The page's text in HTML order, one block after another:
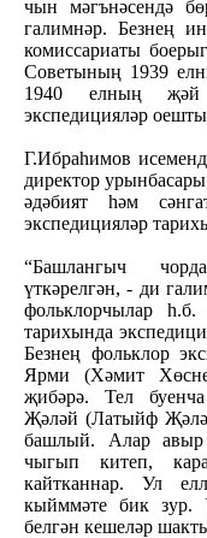
чын мәгънәсендә
галимнәр. Безнең
комиссариаты
Советының 1939
1940 елның җәй
экспедицияләр
Г.Ибраһимов
директор
әдәбият һәм
экспедицияләр
“Башлангыч
үткәрелгән, - ди
фольклорчылар
тарихында
Безнең фольклор
Ярми (Хәмит
җибәрә. Тел
Җәләй (Латыйф
башлый. Алар авыр
чыгып китеп,
кайтканнар. Ул
кыйммәте бик зур.
белгән кешеләр